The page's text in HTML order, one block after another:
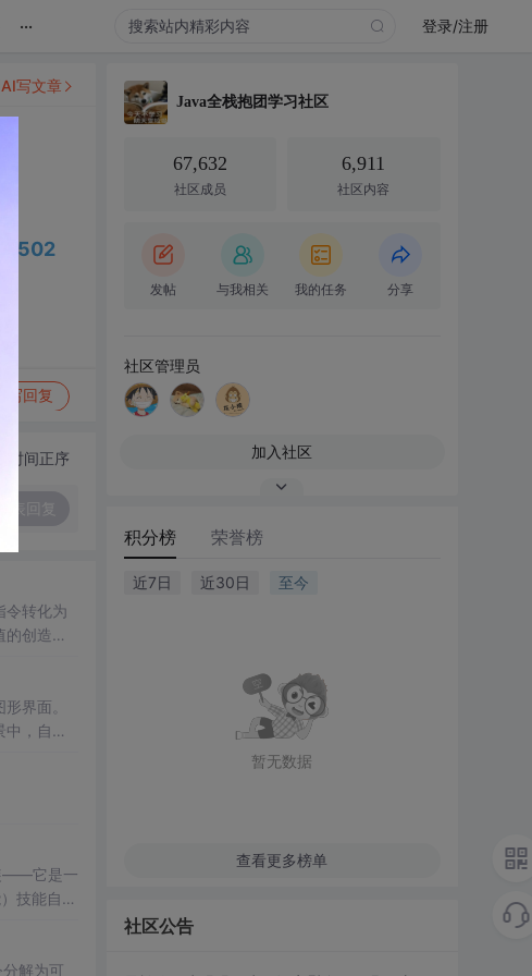
... 登录/注册
写回复
写文章
时间正序
令转化为
创造性
界面。
，自动
——它是一
技能自我
解为可
Java全栈抱团学习社区
67,632
社区成员
6,911
社区内容
发帖 与我相关 我的任务 分享
社区管理员
加入社区
积分榜 荣誉榜
近7日 近30日 至今
暂无数据
查看更多榜单
社区公告